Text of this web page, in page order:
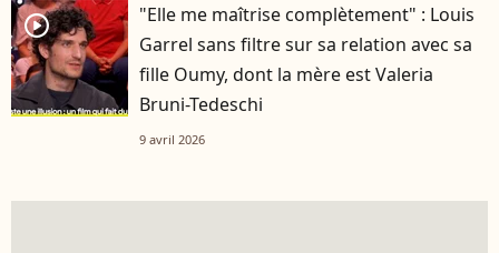
player2
"Elle me maîtrise complètement" : Louis
Garrel sans filtre sur sa relation avec sa
fille Oumy, dont la mère est Valeria
Bruni-Tedeschi
9 avril 2026